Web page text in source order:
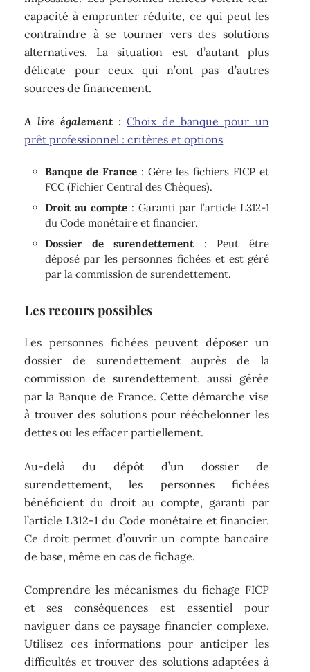
capacité à emprunter réduite, ce qui peut les
contraindre à se tourner vers des solutions
alternatives. La situation est d’autant plus
délicate pour ceux qui n’ont pas d’autres
sources de financement.
A lire également : Choix de banque pour un
prêt professionnel : critères et options
Banque de France : Gère les fichiers FICP et
FCC (Fichier Central des Chèques).
Droit au compte : Garanti par l’article L312-1
du Code monétaire et financier.
Dossier de surendettement: Peut être
déposé par les personnes fichées et est géré
par la commission de surendettement.
Les recours possibles
Les personnes fichées peuvent déposer un
dossier de surendettement auprès de la
commission de surendettement, aussi gérée
par la Banque de France. Cette démarche vise
à trouver des solutions pour rééchelonner les
dettes ou les effacer partiellement.
Au-delà du dépôt d’un dossier de
surendettement, les personnes fichées
bénéficient du droit au compte, garanti par
l’article L312-1 du Code monétaire et financier.
Ce droit permet d’ouvrir un compte bancaire
de base, même en cas de fichage.
Comprendre les mécanismes du fichage FICP
et ses conséquences est essentiel pour
naviguer dans ce paysage financier complexe.
Utilisez ces informations pour anticiper les
difficultés et trouver des solutions adaptées à